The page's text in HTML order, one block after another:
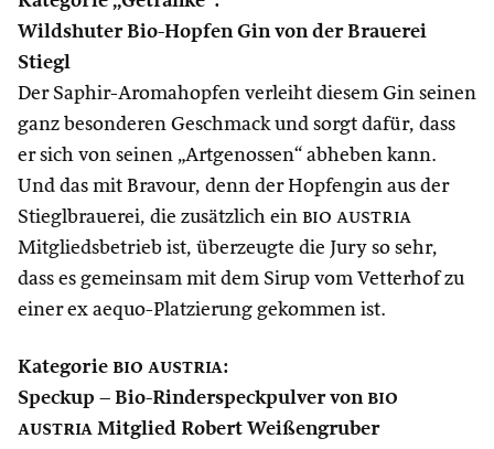
Wildshuter Bio-Hopfen Gin von der Brauerei
Stiegl
Der Saphir-Aromahopfen verleiht diesem Gin seinen
ganz besonderen Geschmack und sorgt dafür, dass
er sich von seinen „Artgenossen“ abheben kann.
Und das mit Bravour, denn der Hopfengin aus der
Stieglbrauerei, die zusätzlich ein bio austria
Mitgliedsbetrieb ist, überzeugte die Jury so sehr,
dass es gemeinsam mit dem Sirup vom Vetterhof zu
einer ex aequo-Platzierung gekommen ist.
Kategorie bio austria:
Speckup – Bio-Rinderspeckpulver von bio
austria Mitglied Robert Weißengruber